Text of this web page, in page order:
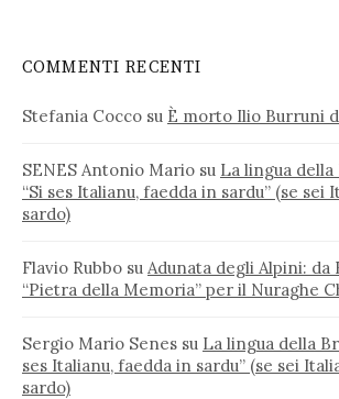
COMMENTI RECENTI
Stefania Cocco su È morto Ilio Burruni
SENES Antonio Mario su La lingua della
“Si ses Italianu, faedda in sardu” (se sei
sardo)
Flavio Rubbo su Adunata degli Alpini: da
“Pietra della Memoria” per il Nuraghe
Sergio Mario Senes su La lingua della
ses Italianu, faedda in sardu” (se sei
sardo)